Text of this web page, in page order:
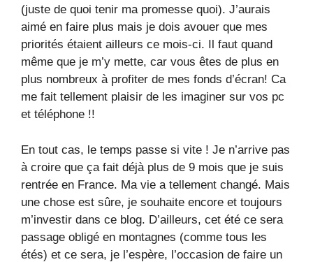
(juste de quoi tenir ma promesse quoi). J’aurais
aimé en faire plus mais je dois avouer que mes
priorités étaient ailleurs ce mois-ci. Il faut quand
même que je m’y mette, car vous êtes de plus en
plus nombreux à profiter de mes fonds d’écran! Ca
me fait tellement plaisir de les imaginer sur vos pc
et téléphone !!
En tout cas, le temps passe si vite ! Je n’arrive pas
à croire que ça fait déjà plus de 9 mois que je suis
rentrée en France. Ma vie a tellement changé. Mais
une chose est sûre, je souhaite encore et toujours
m’investir dans ce blog. D’ailleurs, cet été ce sera
passage obligé en montagnes (comme tous les
étés) et ce sera, je l’espère, l’occasion de faire un